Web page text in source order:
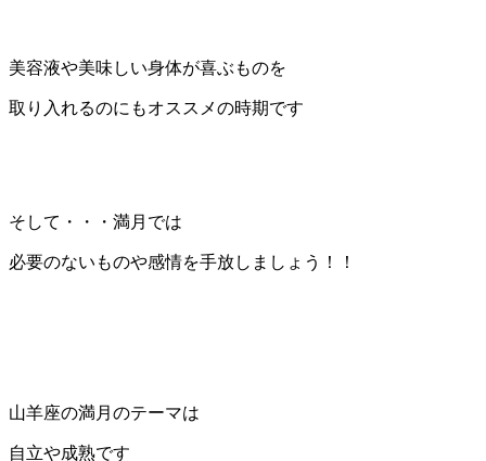
美容液や美味しい身体が喜ぶものを
取り入れるのにもオススメの時期です
そして・・・満月では
必要のないものや感情を手放しましょう！！
山羊座の満月のテーマは
自立や成熟です